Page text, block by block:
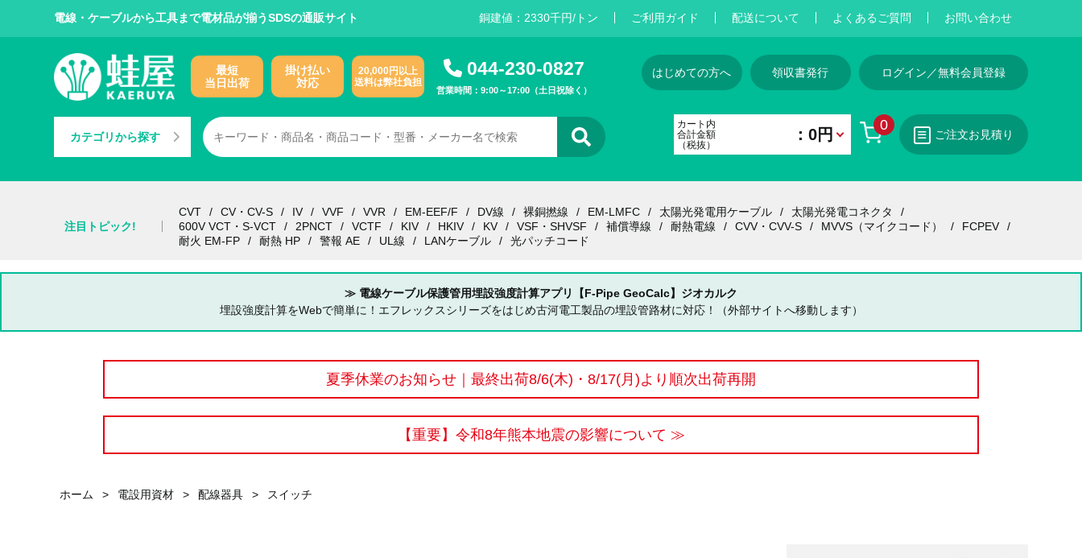
電線・ケーブルから工具まで電材品が揃うSDSの通販サイト 銅建値： 2330千円/トン ご利用ガイド 配送について よくあるご質問 お問い合わせ
最短
当日出荷
掛け払い
対応
20,000円以上
送料は弊社負担
044-230-0827
営業時間：9:00～17:00（土日祝除く）
カテゴリから探す
はじめての方へ 領収書発行 ログイン／無料会員登録
0
カート内
合計金額
（税抜）
：0円 ご注文お見積り
注目トピック!
CVT CV・CV-S IV VVF VVR EM-EEF/F DV線 裸銅撚線 EM-LMFC 太陽光発電用ケーブル
太陽光発電コネクタ
600V VCT・S-VCT
2PNCT VCTF KIV HKIV KV VSF・SHVSF 補償導線 耐熱電線 CVV・CVV-S MVVS（マイクコード）
FCPEV
耐火 EM-FP
耐熱 HP 警報 AE UL線 LANケーブル 光パッチコード
≫ 電線ケーブル保護管用埋設強度計算アプリ【F-Pipe GeoCalc】ジオカルク
埋設強度計算をWebで簡単に！エフレックスシリーズをはじめ古河電工製品の埋設管路材に対応！（外部サイトへ移動します）
夏季休業のお知らせ｜最終出荷8/6(木)・8/17(月)より順次出荷再開
【重要】令和8年熊本地震の影響について ≫
ホーム > 電設用資材 > 配線器具 > スイッチ